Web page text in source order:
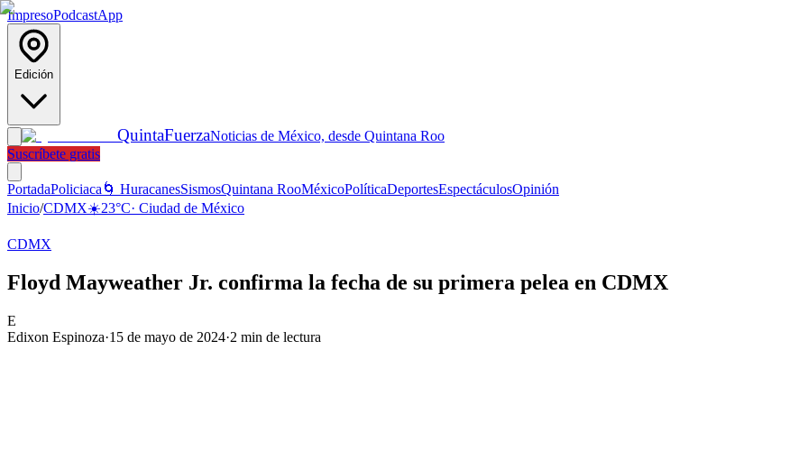
ImpresoPodcastApp
Edición
QuintaFuerzaNoticias de México, desde Quintana Roo
Suscríbete gratis
PortadaPoliciaca 🌀 HuracanesSismosQuintana RooMéxicoPolíticaDeportesEspectáculosOpinión
Inicio/CDMX☀️23°C· Ciudad de México
CDMX
Floyd Mayweather Jr. confirma la fecha de su primera pelea en CDMX
E
Edixon Espinoza·15 de mayo de 2024·2 min de lectura